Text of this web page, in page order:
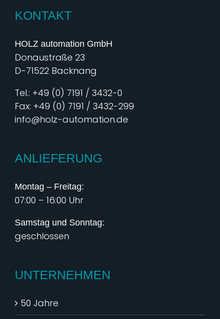
KONTAKT
HOLZ automation GmbH
Donaustraße 23
D-71522 Backnang
Tel.: +49 (0) 7191 / 3432-0
Fax: +49 (0) 7191 / 3432-299
info@holz-automation.de
ANLIEFERUNG
Montag – Freitag:
07:00 – 16:00 Uhr
Samstag und Sonntag:
geschlossen
UNTERNEHMEN
50 Jahre